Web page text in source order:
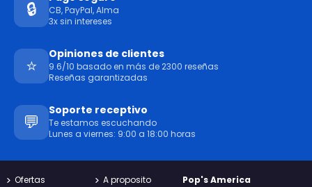
🔒
CB, PayPal, Alma
3x sin intereses
⭐
Opiniones de clientes
9.6/10 basado en más de 2300 reseñas
Reseñas garantizadas
💬
Soporte receptivo
Te estamos escuchando
Lunes a viernes: 9:00 a 18:00 horas
Ofertas
A proposito
Pop's America